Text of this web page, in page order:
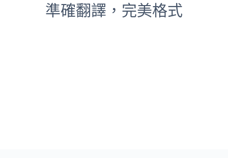
準確翻譯，完美格式